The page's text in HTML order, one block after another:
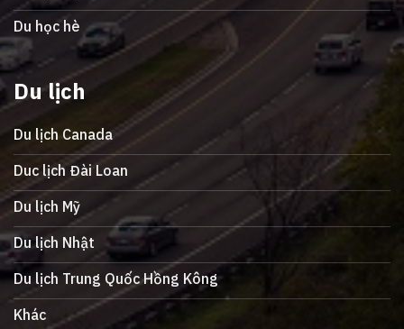
Du học hè
Du lịch
Du lịch Canada
Duc lịch Đài Loan
Du lịch Mỹ
Du lịch Nhật
Du lịch Trung Quốc Hồng Kông
Khác